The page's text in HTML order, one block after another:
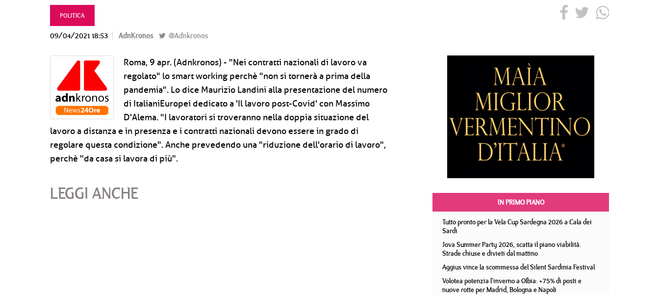
POLITICA
09/04/2021 18:53 AdnKronos @Adnkronos
Roma, 9 apr. (Adnkronos) - "Nei contratti nazionali di lavoro va
regolato" lo smart working perchè "non si tornerà a prima della
pandemia". Lo dice Maurizio Landini alla presentazione del numero
di ItalianiEuropei dedicato a 'Il lavoro post-Covid' con Massimo
D'Alema. "I lavoratori si troveranno nella doppia situazione del
lavoro a distanza e in presenza e i contratti nazionali devono essere in grado di
regolare questa condizione". Anche prevedendo una "riduzione dell'orario di lavoro",
perchè "da casa si lavora di più".
LEGGI ANCHE
IN PRIMO PIANO
Tutto pronto per la Vela Cup Sardegna 2026 a Cala dei
Sardi
Jova Summer Party 2026, scatta il piano viabilità.
Strade chiuse e divieti dal mattino
Aggius vince la scommessa del Silent Sardinia Festival
Volotea potenzia l'inverno a Olbia: +75% di posti e
nuove rotte per Madrid, Bologna e Napoli